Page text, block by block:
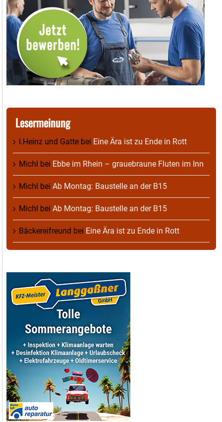
Lesermeinung
I.Heinz und Gatte bei Eine Ära ist zu Ende in Rott
Michl bei Ebbe im Rhein – grauebraune Fluten im Inn
Michl bei Ab Montag: Baustelle an der B15
Michl bei Ab Montag: Baustelle an der B15
Bäckereifreund bei Eine Ära ist zu Ende in Rott